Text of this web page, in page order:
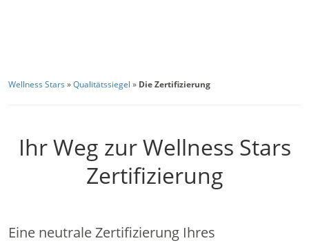
Wellness Stars »Qualitätssiegel » Die Zertifizierung
Ihr Weg zur Wellness Stars
Zertifizierung
Eine neutrale Zertifizierung Ihres